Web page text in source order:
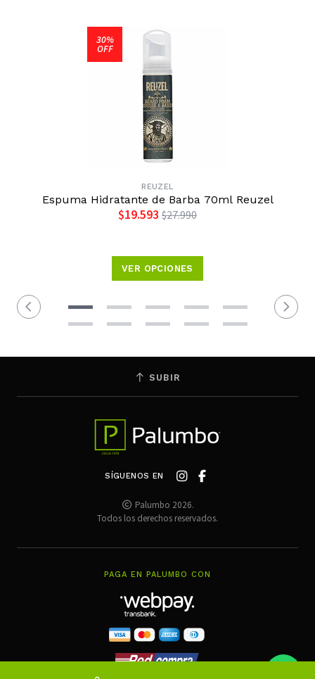
30%
OFF
REUZEL
Espuma Hidratante de Barba 70ml Reuzel
$19.593 $27.990
VER OPCIONES
SUBIR
SÍGUENOS EN
Palumbo 2026.
Todos los derechos reservados.
PAGA EN PALUMBO CON